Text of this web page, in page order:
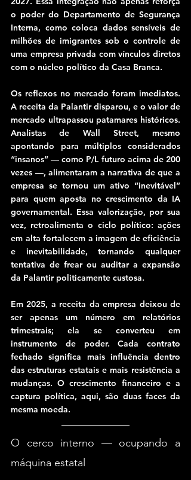
o poder do Departamento de Segurança
Interna, como coloca dados sensíveis de
milhões de imigrantes sob o controle de
uma empresa privada com vínculos diretos
com o núcleo político da Casa Branca.
Os reflexos no mercado foram imediatos.
A receita da Palantir disparou, e o valor de
mercado ultrapassou patamares históricos.
Analistas de Wall Street, mesmo
apontando para múltiplos considerados
“insanos” — como P/L futuro acima de 200
vezes —, alimentaram a narrativa de que a
empresa se tornou um ativo “inevitável”
para quem aposta no crescimento da IA
governamental. Essa valorização, por sua
vez, retroalimenta o ciclo político: ações
em alta fortalecem a imagem de eficiência
e inevitabilidade, tornando qualquer
tentativa de frear ou auditar a expansão
da Palantir politicamente custosa.
Em 2025, a receita da empresa deixou de
ser apenas um número em relatórios
trimestrais; ela se converteu em
instrumento de poder. Cada contrato
fechado significa mais influência dentro
das estruturas estatais e mais resistência a
mudanças. O crescimento financeiro e a
captura política, aqui, são duas faces da
mesma moeda.
O cerco interno — ocupando a
máquina estatal